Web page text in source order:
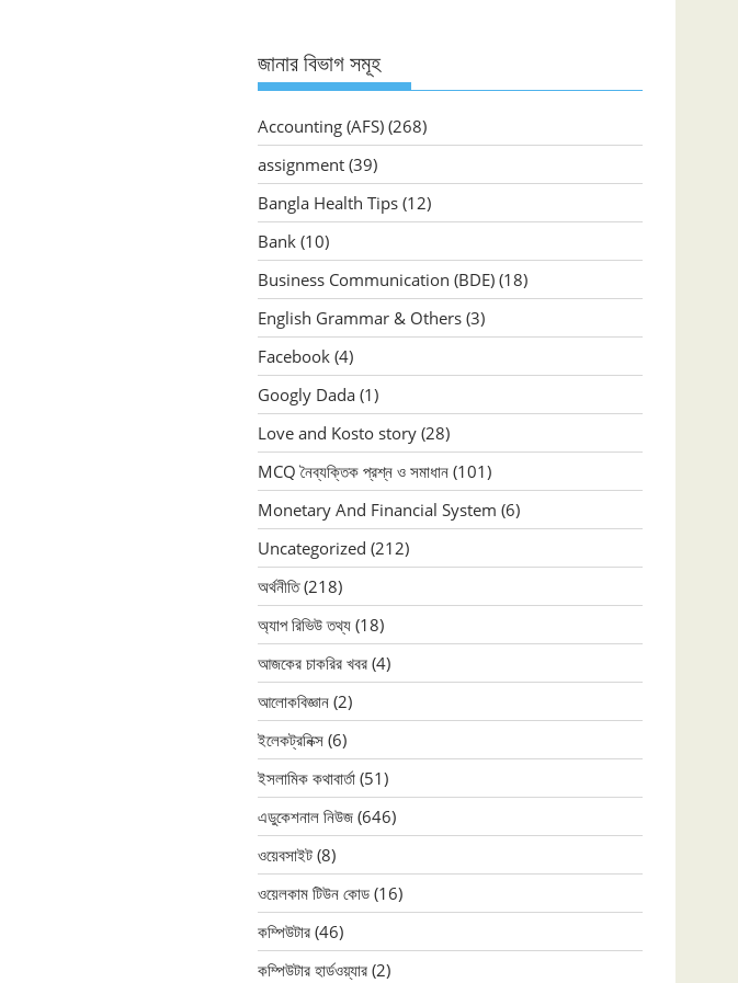
জানার বিভাগ সমূহ
Accounting (AFS) (268)
assignment (39)
Bangla Health Tips (12)
Bank (10)
Business Communication (BDE) (18)
English Grammar & Others (3)
Facebook (4)
Googly Dada (1)
Love and Kosto story (28)
MCQ নৈব্যক্তিক প্রশ্ন ও সমাধান (101)
Monetary And Financial System (6)
Uncategorized (212)
অর্থনীতি(218)
অ্যাপ রিভিউ তথ্য (18)
আজকের চাকরির খবর (4)
আলোকবিজ্ঞান (2)
ইলেকট্রনিক্স (6)
ইসলামিক কথাবার্তা (51)
এডুকেশনাল নিউজ (646)
ওয়েবসাইট (8)
ওয়েলকাম টিউন কোড (16)
কম্পিউটার (46)
কম্পিউটার হার্ডওয়্যার (2)